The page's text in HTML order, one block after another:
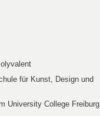
für Kunst, Design und
University College Freiburg